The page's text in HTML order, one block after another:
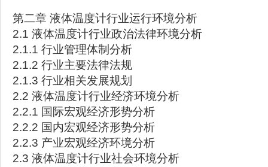
第二章 液体温度计行业运行环境分析
2.1 液体温度计行业政治法律环境分析
2.1.1 行业管理体制分析
2.1.2 行业主要法律法规
2.1.3 行业相关发展规划
2.2 液体温度计行业经济环境分析
2.2.1 国际宏观经济形势分析
2.2.2 国内宏观经济形势分析
2.2.3 产业宏观经济环境分析
2.3 液体温度计行业社会环境分析